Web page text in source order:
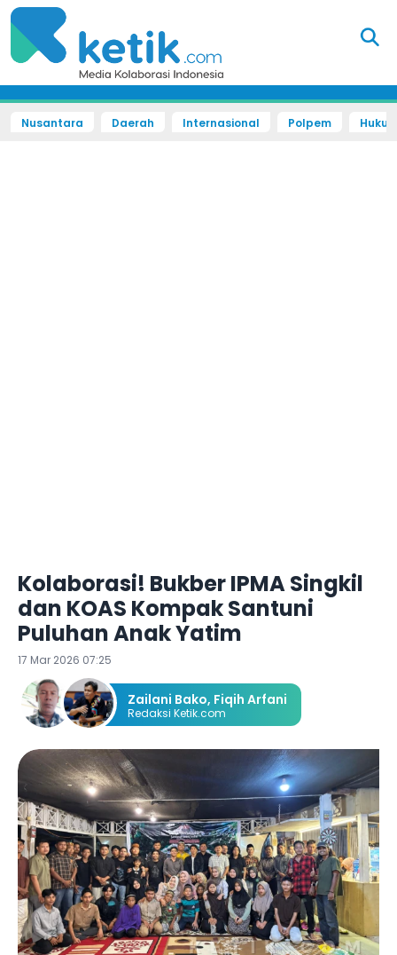
Nusantara Daerah Internasional Polpem
Kolaborasi! Bukber IPMA Singkil
dan KOAS Kompak Santuni
Puluhan Anak Yatim
17 Mar 2026 07:25
Zailani Bako, Fiqih Arfani
Redaksi Ketik.com